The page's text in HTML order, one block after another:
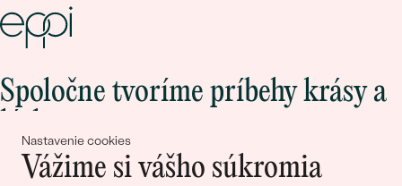
Nastavenie cookies
Vážime si vášho súkromia
Spoločne tvoríme príbehy krásy a
Pripojte sa k nám!